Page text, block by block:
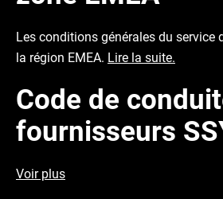
Les conditions générales du service
la région EMEA. Lire la suite.
Code de
fournisseurs
Voir plus